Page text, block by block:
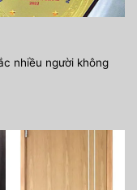
nhiều người không